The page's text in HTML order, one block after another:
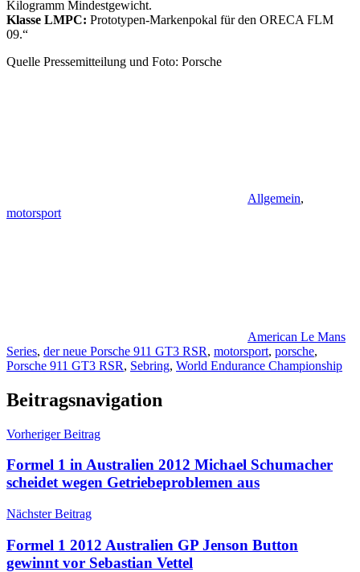
Kilogramm Mindestgewicht.
Klasse LMPC: Prototypen-Markenpokal für den ORECA FLM
09.“
Quelle Pressemitteilung und Foto: Porsche
Allgemein,
motorsport
American Le Mans
Series, der neue Porsche 911 GT3 RSR, motorsport, porsche,
Porsche 911 GT3 RSR, Sebring, World Endurance Championship
Beitragsnavigation
Vorheriger Beitrag
Formel 1 in Australien 2012 Michael Schumacher
scheidet wegen Getriebeproblemen aus
Nächster Beitrag
Formel 1 2012 Australien GP Jenson Button
gewinnt vor Sebastian Vettel